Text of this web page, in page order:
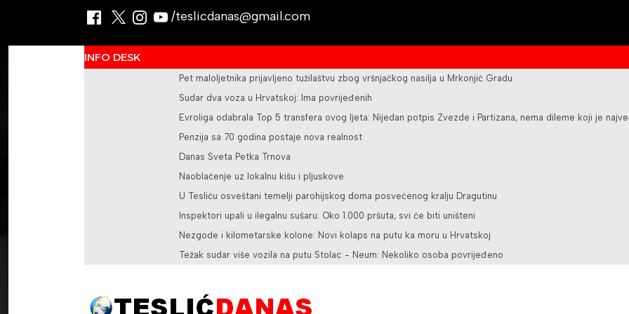
/teslicdanas@gmail.com
INFO DESK
Pet maloljetnika prijavljeno tužilaštvu zbog vršnjačkog nasilja u Mrkonjić Gradu
Sudar dva voza u Hrvatskoj: Ima povrijeđenih
Evroliga odabrala Top 5 transfera ovog ljeta: Nijedan potpis Zvezde i Partizana, nema dileme koji je
Penzija sa 70 godina postaje nova realnost
Danas Sveta Petka Trnova
Naoblačenje uz lokalnu kišu i pljuskove
U Tesliću osveštani temelji parohijskog doma posvećenog kralju Dragutinu
Inspektori upali u ilegalnu sušaru: Oko 1.000 pršuta, svi će biti uništeni
Nezgode i kilometarske kolone: Novi kolaps na putu ka moru u Hrvatskoj
Težak sudar više vozila na putu Stolac - Neum: Nekoliko osoba povrijeđeno